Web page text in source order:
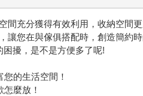
間充分獲得有效利用，收納空間
讓您在與傢俱搭配時，創造簡約
擾，是不是方便多了呢!
的生活空間！
麼放！